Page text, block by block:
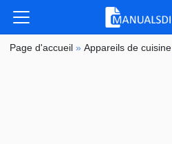
Page d'accueil »Appareils de cuisine